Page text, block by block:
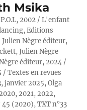
Msika
2002 / L'enfant
Editions
Nègre éditeur,
Julien Nègre
éditeur, 2024 /
/ Textes en revues
janvier 2025, Olga
2021, 2022,
45 (2020), TXT n°33